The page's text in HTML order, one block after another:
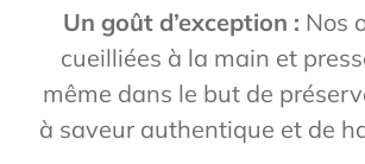
Un goût d’exception : Nos
cueilliées à la main et
même dans le but de
à saveur authentique et de